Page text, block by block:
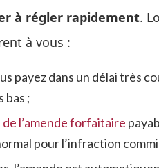
à régler rapidement.
à vous :
payez dans un délai très
bas ;
l’amende forfaitaire
pour l’infraction